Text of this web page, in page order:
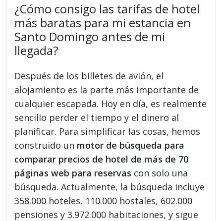
¿Cómo consigo las tarifas de hotel
más baratas para mi estancia en
Santo Domingo antes de mi
llegada?
Después de los billetes de avión, el
alojamiento es la parte más importante de
cualquier escapada. Hoy en día, es realmente
sencillo perder el tiempo y el dinero al
planificar. Para simplificar las cosas, hemos
construido un motor de búsqueda para
comparar precios de hotel de más de 70
páginas web para reservas con solo una
búsqueda. Actualmente, la búsqueda incluye
358.000 hoteles, 110.000 hostales, 602.000
pensiones y 3.972.000 habitaciones, y sigue